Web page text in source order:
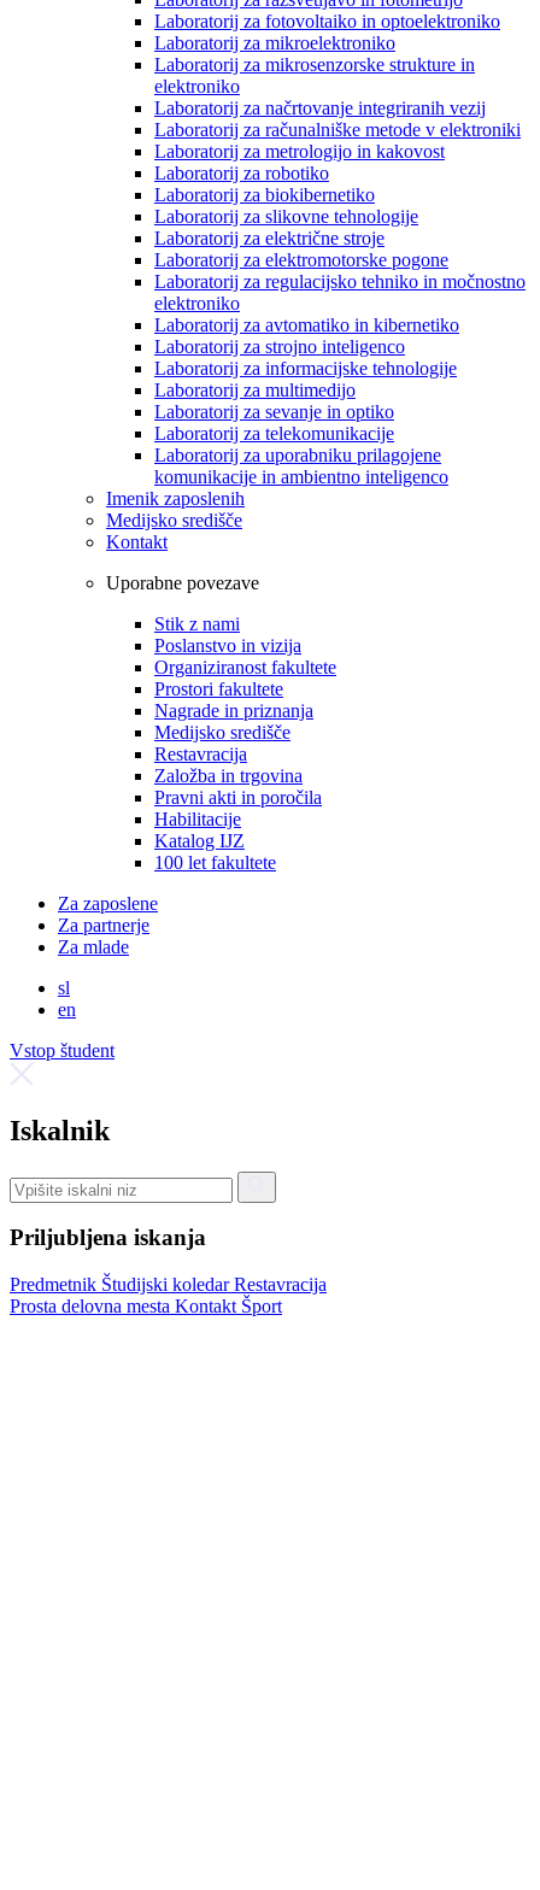
Laboratorij za fotovoltaiko in optoelektroniko
Laboratorij za mikroelektroniko
Laboratorij za mikrosenzorske strukture in
elektroniko
Laboratorij za načrtovanje integriranih vezij
Laboratorij za računalniške metode v elektroniki
Laboratorij za metrologijo in kakovost
Laboratorij za robotiko
Laboratorij za biokibernetiko
Laboratorij za slikovne tehnologije
Laboratorij za električne stroje
Laboratorij za elektromotorske pogone
Laboratorij za regulacijsko tehniko in močnostno
elektroniko
Laboratorij za avtomatiko in kibernetiko
Laboratorij za strojno inteligenco
Laboratorij za informacijske tehnologije
Laboratorij za multimedijo
Laboratorij za sevanje in optiko
Laboratorij za telekomunikacije
Laboratorij za uporabniku prilagojene
komunikacije in ambientno inteligenco
Imenik zaposlenih
Medijsko središče
Kontakt
Uporabne povezave
Stik z nami
Poslanstvo in vizija
Organiziranost fakultete
Prostori fakultete
Nagrade in priznanja
Medijsko središče
Restavracija
Založba in trgovina
Pravni akti in poročila
Habilitacije
Katalog IJZ
100 let fakultete
Za zaposlene
Za partnerje
Za mlade
sl
en
Vstop študent
Iskalnik
Priljubljena iskanja
Predmetnik Študijski koledarRestavracija
Prosta delovna mesta Kontakt Šport